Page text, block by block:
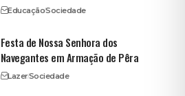
EducaçãoSociedade
Festa de Nossa Senhora dos
Navegantes em Armação de Pêra
LazerSociedade